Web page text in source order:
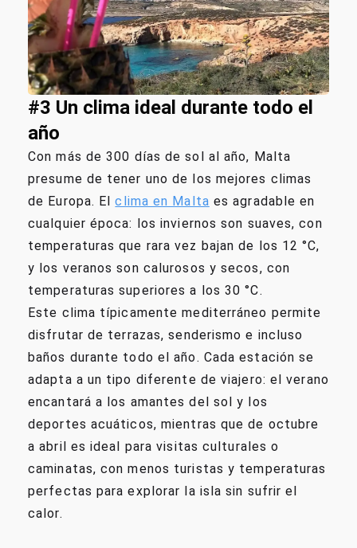
#3 Un clima ideal durante todo el
año
Con más de 300 días de sol al año, Malta
presume de tener uno de los mejores climas
de Europa. Elclima en Malta es agradable en
cualquier época: los inviernos son suaves, con
temperaturas que rara vez bajan de los 12 °C,
y los veranos son calurosos y secos, con
temperaturas superiores a los 30 °C.
Este clima típicamente mediterráneo permite
disfrutar de terrazas, senderismo e incluso
baños durante todo el año. Cada estación se
adapta a un tipo diferente de viajero: el verano
encantará a los amantes del sol y los
deportes acuáticos, mientras que de octubre
a abril es ideal para visitas culturales o
caminatas, con menos turistas y temperaturas
perfectas para explorar la isla sin sufrir el
calor.